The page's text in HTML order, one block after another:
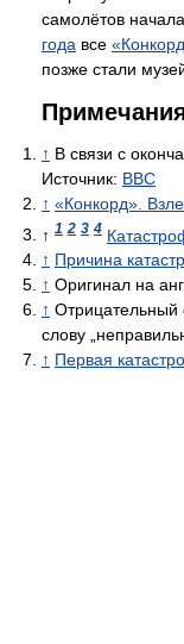
самолётов
года все
позже стали
↑ В связи с
Источник: BBC
↑ «Конкорд».
↑ 1 2 3 4
↑ Причина
↑ Оригинал на
↑ Отрицательный
слову
↑ Первая